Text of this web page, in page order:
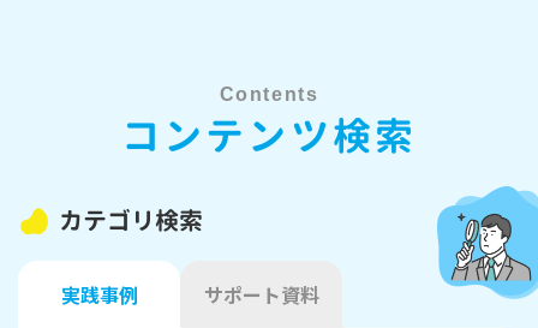
Contents
コンテンツ検索
カテゴリ検索
実践事例 サポート資料